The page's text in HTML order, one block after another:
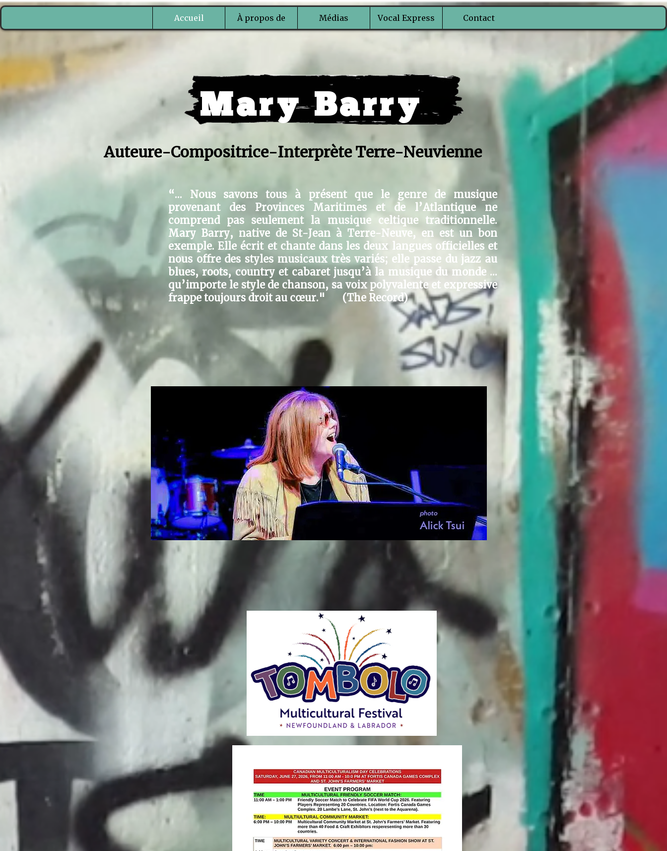
Accueil À propos de Médias Vocal Express Contact
Auteure-Compositrice-Interprète Terre-Neuvienne
MaryBarry
“... Nous savons tous à présent que le genre de musique
provenant des Provinces Maritimes et de l’Atlantique ne
comprend pas seulement la musique celtique traditionnelle.
Mary Barry, native de St-Jean à Terre-Neuve, en est un bon
exemple. Elle écrit et chante dans les deux langues officielles et
nous offre des styles musicaux très variés; elle passe du jazz au
blues, roots, country et cabaret jusqu’à la musique du monde ...
qu’importe le style de chanson, sa voix polyvalente et expressive
frappe toujours droit au cœur." (The Record)